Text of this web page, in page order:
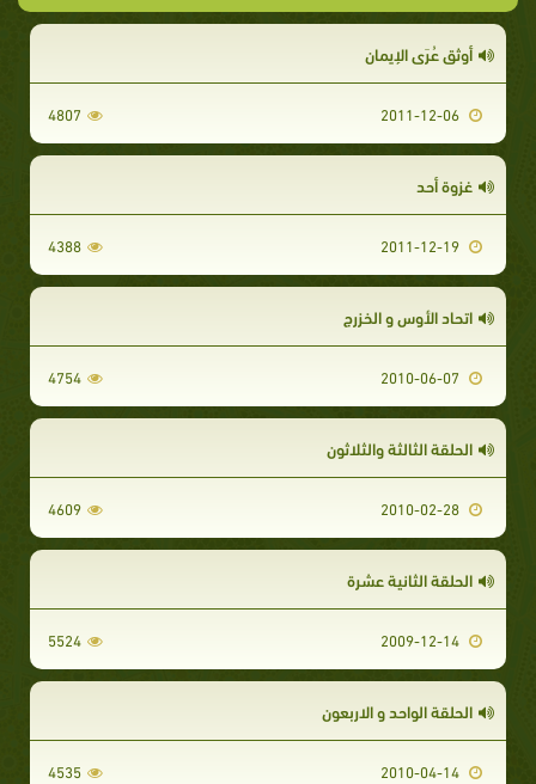
أوثق عُرَى الإيمان
4807
غزوة أحد
4388
اتحاد الأوس و الخزرج
4754
الحلقة الثالثة والثلاثون
4609
الحلقة الثانية عشرة
5524
الحلقة الواحد و الاربعون
4535